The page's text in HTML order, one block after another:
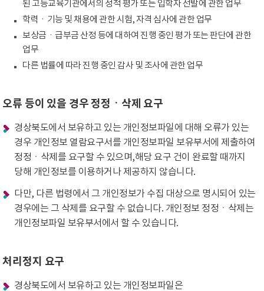
된 고등교육기관에서의 성적 평가 또는 입학자 선발에 관한 업무
학력ㆍ기능 및 채용에 관한 시험, 자격 심사에 관한 업무
보상금ㆍ급부금 산정 등에 대하여 진행 중인 평가 또는 판단에 관한
업무
다른 법률에 따라 진행 중인 감사 및 조사에 관한 업무
오류 등이 있을 경우 정정ㆍ삭제 요구
경상북도에서 보유하고 있는 개인정보파일에 대해 오류가 있는
경우 개인정보 열람요구서를 개인정보파일 보유부서에 제출하여
정정ㆍ삭제를 요구할 수 있으며,해당 요구 건이 완료할 때까지
당해 개인정보를 이용하거나 제공하지 않습니다.
다만, 다른 법령에서 그 개인정보가 수집 대상으로 명시되어 있는
경우에는 그 삭제를 요구할 수 없습니다. 개인정보 정정ㆍ삭제는
개인정보파일 보유부서에서 할 수 있습니다.
처리정지 요구
경상북도에서 보유하고 있는 개인정보파일은